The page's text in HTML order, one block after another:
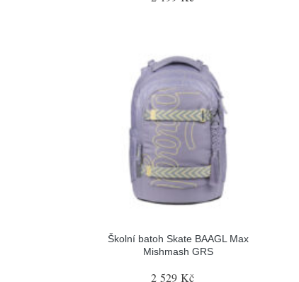
Školní batoh Skate BAAGL Max
Mishmash GRS
2 529 Kč